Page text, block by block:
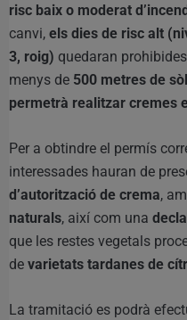
risc baix o moderat
canvi, els dies de risc alt
3, roig) quedaran
menys de 500 metres de
permetrà realitzar cremes
Per a obtindre el permís
interessades hauran de
d’autorització de crema,
naturals, així com una
que les restes vegetals
de varietats tardanes de
La tramitació es podrà